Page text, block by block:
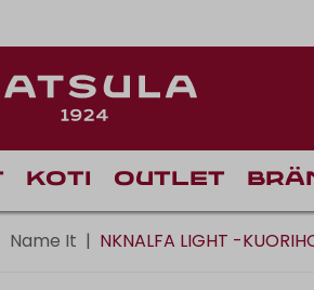
Koti Outlet
Name It | NKNALFA LIGHT -